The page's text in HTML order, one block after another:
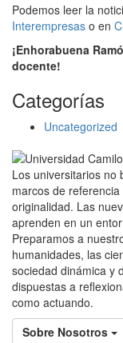
Podemos leer la
Interempresas o en
¡Enhorabuena
docente!
Categorías
Uncategorized
Los universitarios
marcos de
originalidad. Las
aprenden en un
Preparamos a
humanidades, las
sociedad dinámica y
dispuestas a
como actuando.
Sobre Nosotros